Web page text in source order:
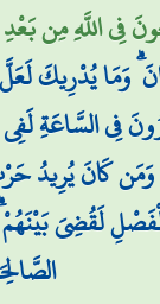
فِي اللَّهِ مِن
وَمَا يُدْرِيكَ
فِي السَّاعَةِ
كَانَ يُرِيدُ
لَقُضِيَ